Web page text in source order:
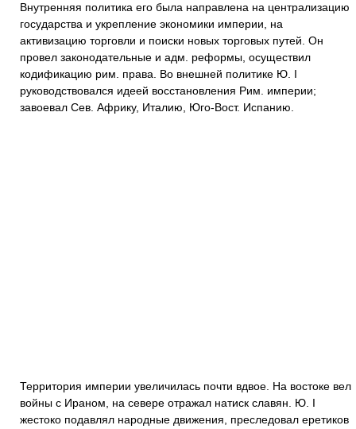
Внутренняя политика его была направлена на централизацию
государства и укрепление экономики империи, на
активизацию торговли и поиски новых торговых путей. Он
провел законодательные и адм. реформы, осуществил
кодификацию рим. права. Во внешней политике Ю. I
руководствовался идеей восстановления Рим. империи;
завоевал Сев. Африку, Италию, Юго-Вост. Испанию.
Территория империи увеличилась почти вдвое. На востоке вел
войны с Ираном, на севере отражал натиск славян. Ю. I
жестоко подавлял народные движения, преследовал еретиков